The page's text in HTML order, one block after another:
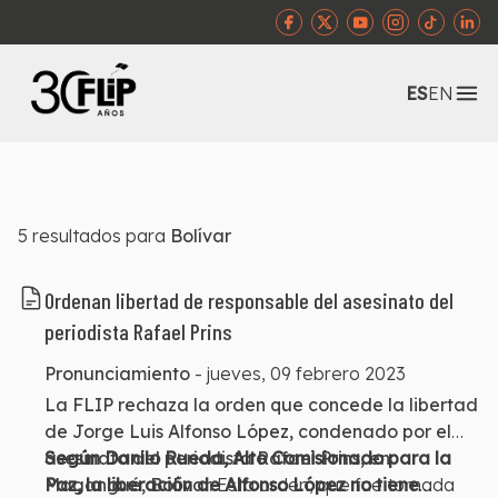
ESEN
5 resultados para Bolívar
Ordenan libertad de responsable del asesinato del
periodista Rafael Prins
Pronunciamiento - jueves, 09 febrero 2023
La FLIP rechaza la orden que concede la libertad
de Jorge Luis Alfonso López, condenado por el
asesinato del periodista Rafael Prins, en
Magangué, Bolívar.Esta orden, que fue tomada
Según Danilo Rueda, Alto Comisionado para la
Paz, la liberación de Alfonso López no tiene